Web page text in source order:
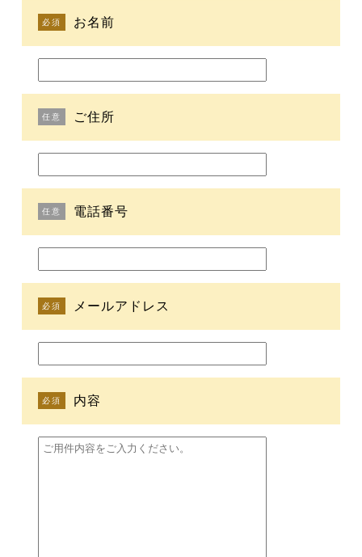
必須 お名前
任意 ご住所
任意 電話番号
必須 メールアドレス
必須 内容